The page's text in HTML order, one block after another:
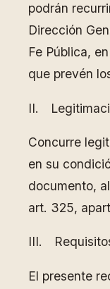
podrán
Dirección
Fe Pública,
que prevén
II.
Concurre
en su
documento,
art. 325,
III.
El presente